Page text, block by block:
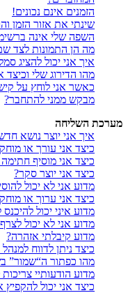
הזמנים אינם נכונים!
שינתי את אזור הזמן
השפה שלי אינה
מה הן התמונות לצד
איך אני יכול להציג
מהו הדירוג שלי וכיצד
כאשר אני לוחץ על
מבקש ממני להתחבר?
מערכת השליחה
איך אני יוצר נושא
כיצד אני עורך או
כיצד אני מוסיף
כיצד אני יוצר סקר?
מדוע אני לא יכול
כיצד אני ערוך או
מדוע איני יכול להיכנס
מדוע אני לא יכול
מדוע קיבלתי אזהרה?
כיצד ניתן לדווח
מהו כפתור ה“שמור”
מדוע הודעותיי
כיצד אני יכול